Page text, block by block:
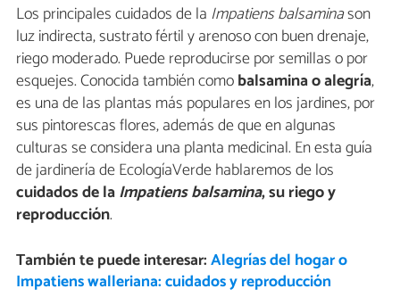
Los principales cuidados de la Impatiens balsaminason
luz indirecta, sustrato fértil y arenoso con buen drenaje,
riego moderado. Puede reproducirse por semillas o por
esquejes. Conocida también comobalsamina o alegría,
es una de las plantas más populares en los jardines, por
sus pintorescas flores, además de que en algunas
culturas se considera una planta medicinal. En esta guía
de jardinería de EcologíaVerde hablaremos de los
cuidados de laImpatiens balsamina, su riego y
reproducción.
También te puede interesar:Alegrías del hogar o
Impatiens walleriana: cuidados y reproducción